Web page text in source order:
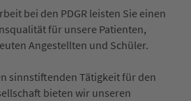
bei den PDGR leisten Sie einen
für unsere Patienten,
Angestellten und Schüler.
sinnstiftenden Tätigkeit für den
bieten wir unseren